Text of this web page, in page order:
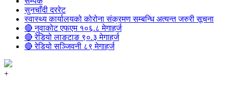
सुनचाँदी दररेट
स्वास्थ्य कार्यालयको कोरोना संक्रमण सम्बन्धि अत्यन्त जरुरी सूचना
🔴 नुवाकोट एफएम १०६.८ मेगाहर्ज
🔴 रेडियो लाङटाङ ९०.३ मेगाहर्ज
🔴 रेडियो सञ्जिवनी ८९ मेगाहर्ज
+